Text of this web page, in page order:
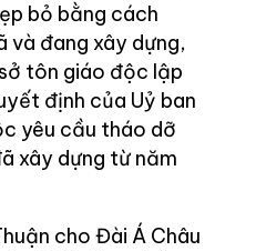
bỏ bằng cách
và đang xây dựng,
tôn giáo độc lập
định của Uỷ ban
yêu cầu tháo dỡ
xây dựng từ năm
cho Đài Á Châu